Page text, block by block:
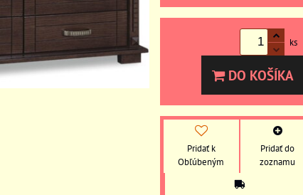
ks
DO KOŠÍKA
Pridať k
Obľúbeným
Pridať do
zoznamu